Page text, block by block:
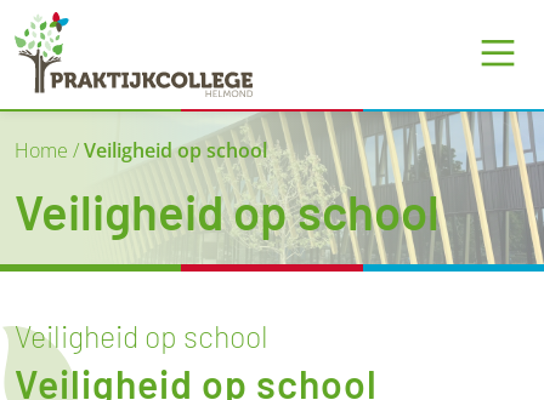
Skip to content
Skip to footer
Home /Veiligheid op school
Veiligheid op school
Veiligheid op school
Veiligheid op school